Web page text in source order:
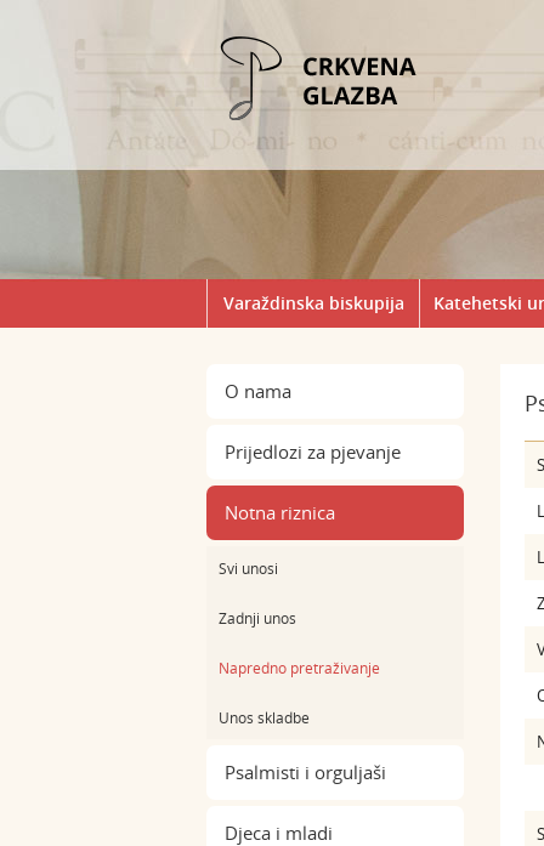
Varaždinska biskupija Katehetski
O nama
Prijedlozi za pjevanje
Notna riznica
Svi unosi
Zadnji unos
Napredno pretraživanje
Unos skladbe
Psalmisti i orguljaši
Djeca i mladi